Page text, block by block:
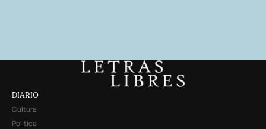
DIARIO
Cultura
Política